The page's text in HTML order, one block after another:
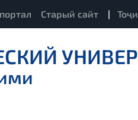
Старый сайт |